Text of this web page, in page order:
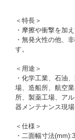
＜特長＞
・摩擦や衝撃を加
・無発火性の他、
す。
＜用途＞
・化学工業、石油
場、造船所、航空
所、製薬工場、ア
器メンテナンス現
＜仕様＞
・二面幅寸法